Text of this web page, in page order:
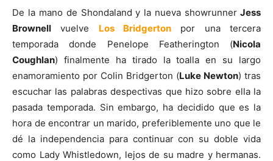
De la mano de Shondaland y la nueva showrunner Jess
Brownell vuelve Los Bridgerton por una tercera
temporada donde Penelope Featherington (Nicola
Coughlan) finalmente ha tirado la toalla en su largo
enamoramiento por Colin Bridgerton (Luke Newton) tras
escuchar las palabras despectivas que hizo sobre ella la
pasada temporada. Sin embargo, ha decidido que es la
hora de encontrar un marido, preferiblemente uno que le
dé la independencia para continuar con su doble vida
como Lady Whistledown, lejos de su madre y hermanas.